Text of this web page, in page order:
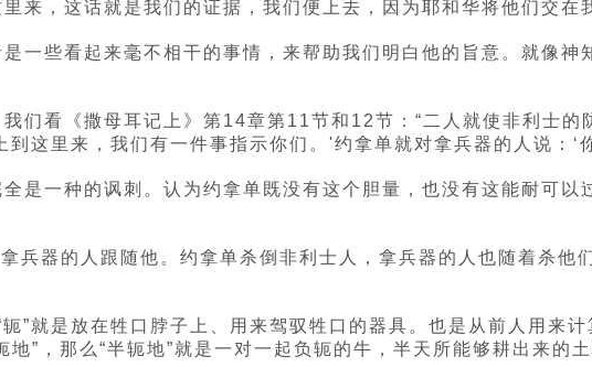
来，这话就是我们的证据，我们便上去，因为耶和华将他们交在
一些看起来毫不相干的事情，来帮助我们明白他的旨意。就像
们看《撒母耳记上》第14章第11节和12节：“二人就使非利士
到这里来，我们有一件事指示你们。'约拿单就对拿兵器的人说：
是一种的讽刺。认为约拿单既没有这个胆量，也没有这能耐可
兵器的人跟随他。约拿单杀倒非利士人，拿兵器的人也随着杀他
轭”就是放在牲口脖子上、用来驾驭牲口的器具。也是从前人用来
”，那么“半轭地”就是一对一起负轭的牛，半天所能够耕出来的土